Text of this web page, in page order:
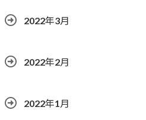
2022年3月
2022年2月
2022年1月